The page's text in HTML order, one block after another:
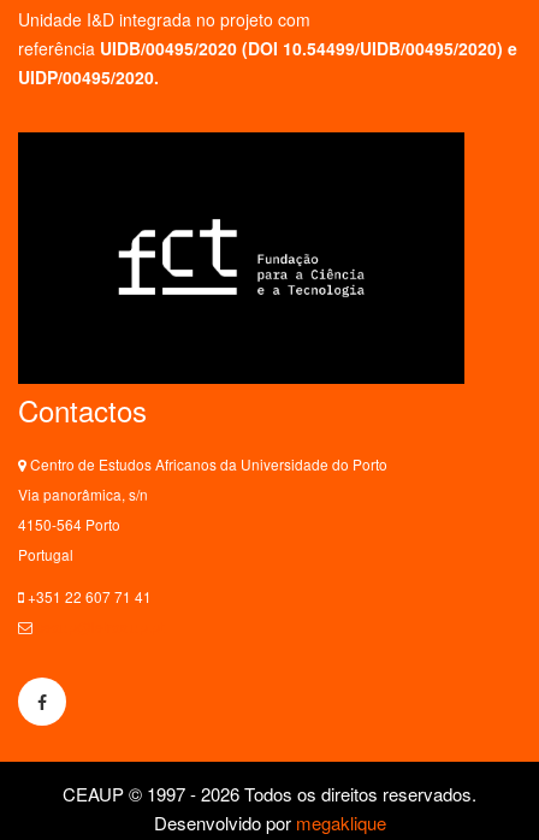
Unidade I&D integrada no projeto com
referência UIDB/00495/2020 (DOI 10.54499/UIDB/00495/2020) e
UIDP/00495/2020.
Contactos
Centro de Estudos Africanos da Universidade do Porto
Via panorâmica, s/n
4150-564 Porto
Portugal
+351 22 607 71 41
CEAUP © 1997 - 2026 Todos os direitos reservados.
Desenvolvido por megaklique